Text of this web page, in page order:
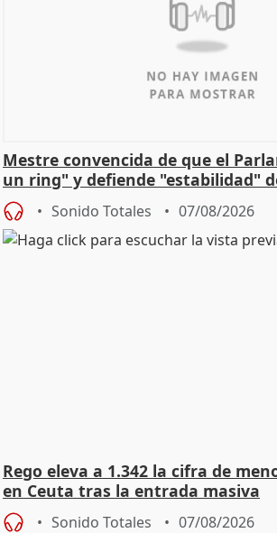
Mestre convencida de que el
un ring" y defiende "estabilidad"
Vox
Sonido Totales 07/08/2026
Rego eleva a 1.342 la cifra de
en Ceuta tras la entrada masiva
Sonido Totales 07/08/2026